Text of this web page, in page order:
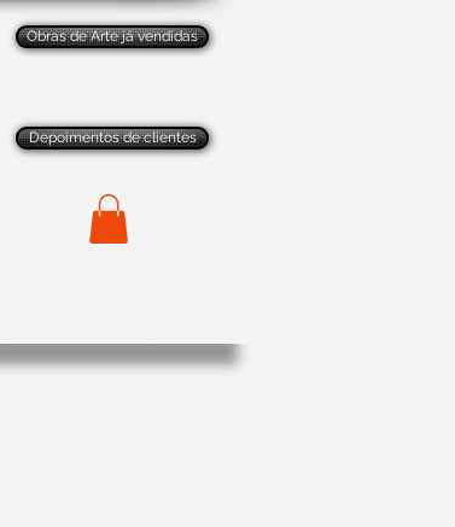
Obras de Arte já vendidas
Depoimentos de clientes